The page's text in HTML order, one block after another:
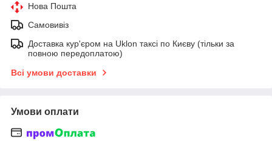
Нова Пошта
Самовивіз
Доставка кур'єром на Uklon таксі по Києву (тільки за
повною передоплатою)
Всі умови доставки
Умови оплати